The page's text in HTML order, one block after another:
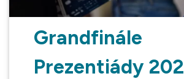
Grandfinále
Prezentiády